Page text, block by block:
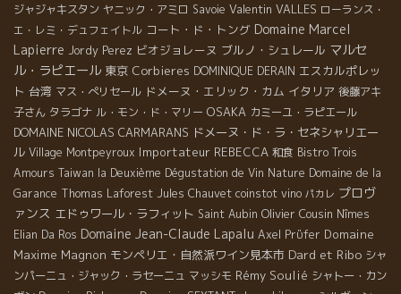
ジャジャキスタン ヤニック・アミロ Savoie Valentin VALLES ローランス・
エ・レミ・デュフェイトル コート・ド・トング Domaine Marcel
Lapierre Jordy Perez ビオジョレーヌ ブルノ・シュレール マルセ
ル・ラピエール 東京 Corbieres DOMINIQUE DERAIN エスカルポレッ
ト 台湾 マス・ぺリセール ドメーヌ・エリック・カム イタリア 後藤アキ
子さん タラゴナ ル・モン・ド・マリー OSAKA カミーユ・ラピエール
DOMAINE NICOLAS CARMARANS ドメーヌ・ド・ラ・セネシャリエー
ル Village Montpeyroux Importateur REBECCA 和食 Bistro Trois
Amours Taiwan la Deuxième Dégustation de Vin Nature Domaine de la
Garance Thomas Laforest Jules Chauvet coinstot vino パカレ プロヴ
ァンス エドゥワール・ラフィット Saint Aubin Olivier Cousin Nîmes
Elian Da Ros Domaine Jean-Claude Lapalu Axel Prϋfer Domaine
Maxime Magnon モンペリエ・自然派ワイン見本市 Dard et Ribo シャ
ンパーニュ・ジャック・ラセーニュ マッシモ Rémy Soulié シャトー・カン